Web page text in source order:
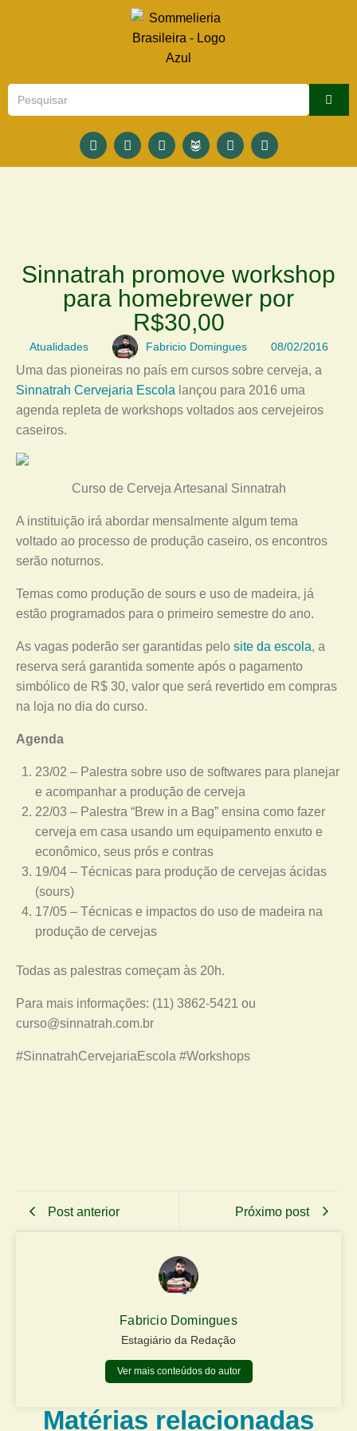
Sinnatrah promove workshop
para homebrewer por
R$30,00
Atualidades Fabricio Domingues 08/02/2016
Uma das pioneiras no país em cursos sobre cerveja, a
Sinnatrah Cervejaria Escola lançou para 2016 uma
agenda repleta de workshops voltados aos cervejeiros
caseiros.
Curso de Cerveja Artesanal Sinnatrah
A instituição irá abordar mensalmente algum tema
voltado ao processo de produção caseiro, os encontros
serão noturnos.
Temas como produção de sours e uso de madeira, já
estão programados para o primeiro semestre do ano.
As vagas poderão ser garantidas pelo site da escola, a
reserva será garantida somente após o pagamento
simbólico de R$ 30, valor que será revertido em compras
na loja no dia do curso.
Agenda
23/02 – Palestra sobre uso de softwares para planejar
e acompanhar a produção de cerveja
22/03 – Palestra “Brew in a Bag” ensina como fazer
cerveja em casa usando um equipamento enxuto e
econômico, seus prós e contras
19/04 – Técnicas para produção de cervejas ácidas
(sours)
17/05 – Técnicas e impactos do uso de madeira na
produção de cervejas
Todas as palestras começam às 20h.
Para mais informações: (11) 3862-5421 ou
curso@sinnatrah.com.br
#SinnatrahCervejariaEscola #Workshops
Post anterior Próximo post
Fabricio Domingues
Estagiário da Redação
Ver mais conteúdos do autor
Matérias relacionadas